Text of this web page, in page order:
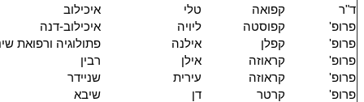
ד"ר
קפואה טלי
איכילוב
פרופ'
קפוסטה ליויה
איכילוב-דנה
פרופ'
קפלן אילנה
פתולוגיה ורפואת
פרופ'
קראוזה אילן
רבין
פרופ'
קראוזה עירית
שניידר
פרופ'
קרטר דן
שיבא